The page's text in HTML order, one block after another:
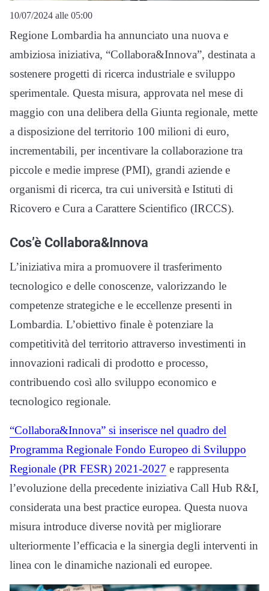
10/07/2024 alle 05:00
Regione Lombardia ha annunciato una nuova e
ambiziosa iniziativa, “Collabora&Innova”, destinata a
sostenere progetti di ricerca industriale e sviluppo
sperimentale. Questa misura, approvata nel mese di
maggio con una delibera della Giunta regionale, mette
a disposizione del territorio 100 milioni di euro,
incrementabili, per incentivare la collaborazione tra
piccole e medie imprese (PMI), grandi aziende e
organismi di ricerca, tra cui università e Istituti di
Ricovero e Cura a Carattere Scientifico (IRCCS).
Cos’è Collabora&Innova
L’iniziativa mira a promuovere il trasferimento
tecnologico e delle conoscenze, valorizzando le
competenze strategiche e le eccellenze presenti in
Lombardia. L’obiettivo finale è potenziare la
competitività del territorio attraverso investimenti in
innovazioni radicali di prodotto e processo,
contribuendo così allo sviluppo economico e
tecnologico regionale.
“Collabora&Innova” si inserisce nel quadro del
Programma Regionale Fondo Europeo di Sviluppo
Regionale (PR FESR) 2021-2027 e rappresenta
l’evoluzione della precedente iniziativa Call Hub R&I,
considerata una best practice europea. Questa nuova
misura introduce diverse novità per migliorare
ulteriormente l’efficacia e la sinergia degli interventi in
linea con le dinamiche nazionali ed europee.